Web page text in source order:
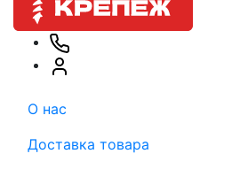
О нас
Доставка товара